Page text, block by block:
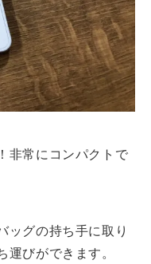
非常にコンパクトで
ッグの持ち手に取り
運びができます。